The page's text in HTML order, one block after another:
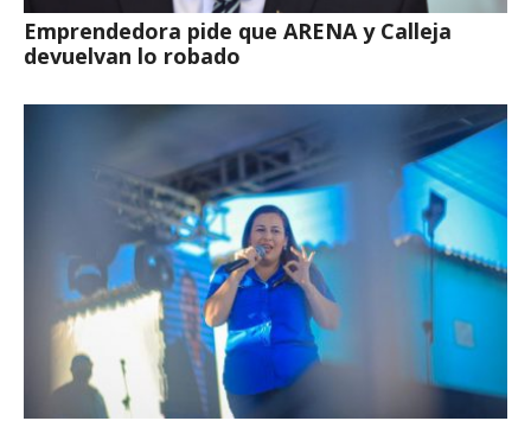
Emprendedora pide que ARENA y Calleja
devuelvan lo robado